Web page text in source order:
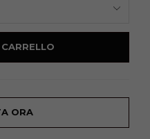
ORA